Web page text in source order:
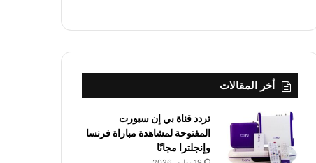
أخر المقالات
تردد قناة بي إن سبورت
المفتوحة لمشاهدة مباراة فرنسا
وإنجلترا مجانًا